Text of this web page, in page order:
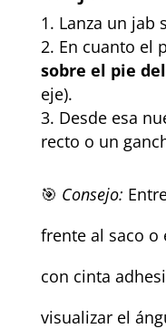
Lanza un jab
En cuanto el
sobre el pie
eje).
Desde esa
recto o un
🎯 Consejo:
frente al saco o
con cinta
visualizar el